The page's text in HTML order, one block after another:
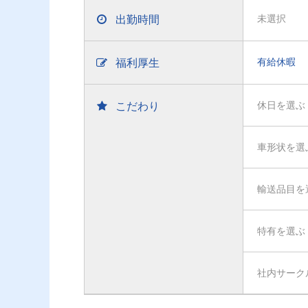
出勤時間 未選択
福利厚生 有給休暇
こだわり 休日を選ぶ
車形状を選
輸送品目を
特有を選ぶ
社内サーク